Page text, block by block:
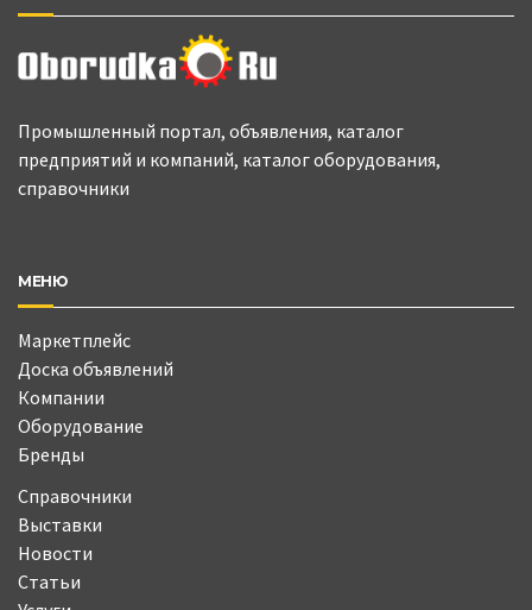
Промышленный портал, объявления, каталог
предприятий и компаний, каталог оборудования,
справочники
МЕНЮ
Маркетплейс
Доска объявлений
Компании
Оборудование
Бренды
Справочники
Выставки
Новости
Статьи